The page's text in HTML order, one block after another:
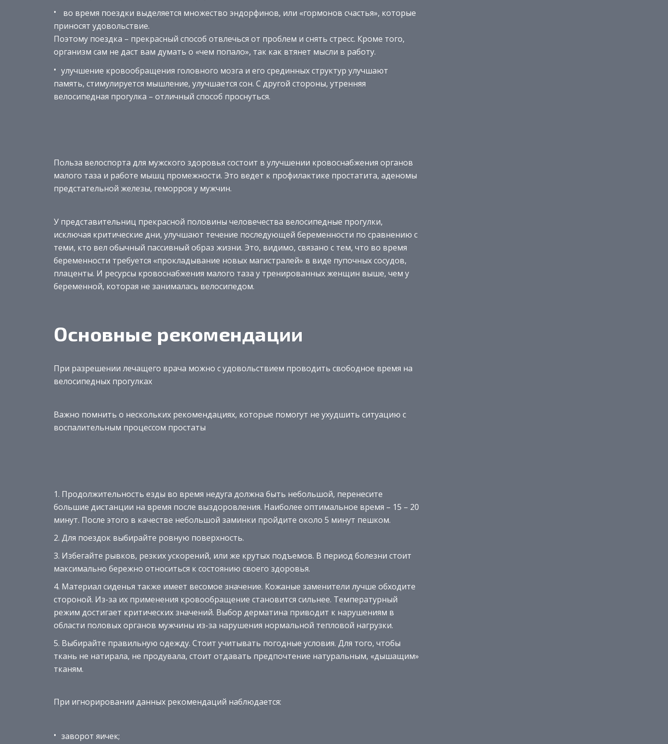
во время поездки выделяется множество эндорфинов, или «гормонов счастья», которые
приносят удовольствие.
Поэтому поездка – прекрасный способ отвлечься от проблем и снять стресс. Кроме того,
организм сам не даст вам думать о «чем попало», так как втянет мысли в работу.
улучшение кровообращения головного мозга и его срединных структур улучшают
память, стимулируется мышление, улучшается сон. С другой стороны, утренняя
велосипедная прогулка – отличный способ проснуться.
Польза велоспорта для мужского здоровья состоит в улучшении кровоснабжения органов
малого таза и работе мышц промежности. Это ведет к профилактике простатита, аденомы
предстательной железы, геморроя у мужчин.
У представительниц прекрасной половины человечества велосипедные прогулки,
исключая критические дни, улучшают течение последующей беременности по сравнению с
теми, кто вел обычный пассивный образ жизни. Это, видимо, связано с тем, что во время
беременности требуется «прокладывание новых магистралей» в виде пупочных сосудов,
плаценты. И ресурсы кровоснабжения малого таза у тренированных женщин выше, чем у
беременной, которая не занималась велосипедом.
Основные рекомендации
При разрешении лечащего врача можно с удовольствием проводить свободное время на
велосипедных прогулках
Важно помнить о нескольких рекомендациях, которые помогут не ухудшить ситуацию с
воспалительным процессом простаты
Продолжительность езды во время недуга должна быть небольшой, перенесите
большие дистанции на время после выздоровления. Наиболее оптимальное время – 15 – 20
минут. После этого в качестве небольшой заминки пройдите около 5 минут пешком.
Для поездок выбирайте ровную поверхность.
Избегайте рывков, резких ускорений, или же крутых подъемов. В период болезни стоит
максимально бережно относиться к состоянию своего здоровья.
Материал сиденья также имеет весомое значение. Кожаные заменители лучше обходите
стороной. Из-за их применения кровообращение становится сильнее. Температурный
режим достигает критических значений. Выбор дерматина приводит к нарушениям в
области половых органов мужчины из-за нарушения нормальной тепловой нагрузки.
Выбирайте правильную одежду. Стоит учитывать погодные условия. Для того, чтобы
ткань не натирала, не продувала, стоит отдавать предпочтение натуральным, «дышащим»
тканям.
При игнорировании данных рекомендаций наблюдается:
заворот яичек;